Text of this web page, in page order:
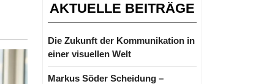
AKTUELLE BEITRÄGE
Die Zukunft der Kommunikation in
einer visuellen Welt
Markus Söder Scheidung –